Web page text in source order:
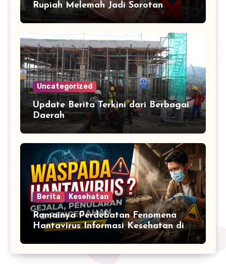
Rupiah Melemah Jadi Sorotan
Uncategorized
Update Berita Terkini dari Berbagai
Daerah
Berita Kesehatan
Ramainya Perdebatan Fenomena
Hantavirus Informasi Kesehatan di